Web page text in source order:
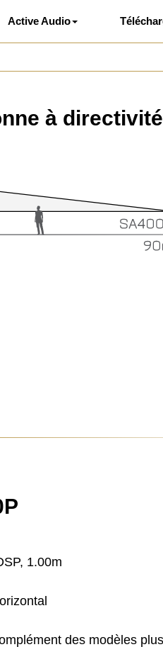
Active Audio
à
1.00m
des modèles